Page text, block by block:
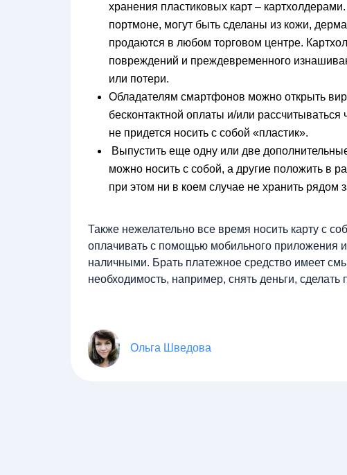
хранения пластиковых карт –
портмоне, могут быть сделаны из кожи,
продаются в любом торговом центре.
повреждений и преждевременного
или потери.
Обладателям смартфонов можно открыть
бесконтактной оплаты и/или
не придется носить с собой «пластик».
Выпустить еще одну или две
можно носить с собой, а другие положить в
при этом ни в коем случае не хранить
Также нежелательно все время носить карту с
оплачивать с помощью мобильного приложения
наличными. Брать платежное средство имеет
необходимость, например, снять деньги, сделать
Ольга Шведова